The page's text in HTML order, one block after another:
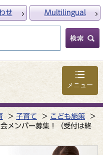
メニュー
せ Multilingual
子育て
こども施策
メンバー募集！（受付は終